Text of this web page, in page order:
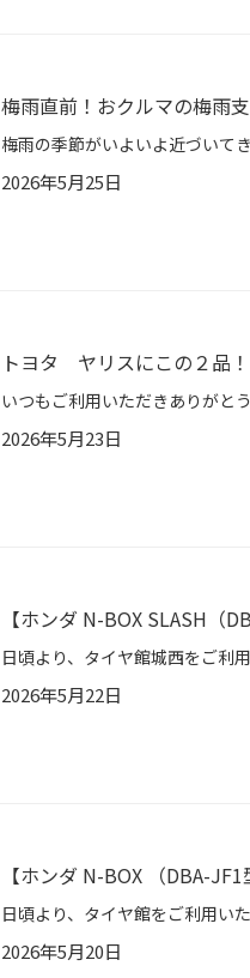
梅雨直前！おクルマの梅雨
2026年5月25日
トヨタ ヤリスにこの２品！
2026年5月23日
【ホンダ N-BOX SLASH（
2026年5月22日
【ホンダ N-BOX （DBA-
2026年5月20日